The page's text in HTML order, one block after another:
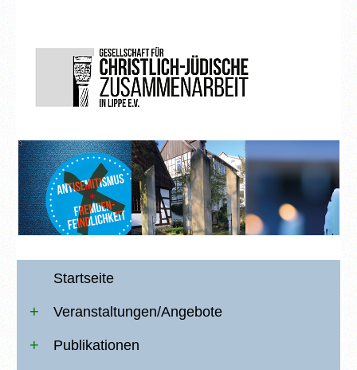
Startseite
Veranstaltungen/Angebote
Publikationen